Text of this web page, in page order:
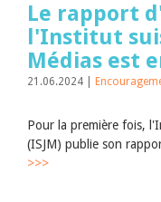
Tous les auteurs
Archives
Juillet 2026
Juin 2026
Décembre 2025
Novembre 2025
Septembre 2025
Le rapport
l'Institut
Médias est
21.06.2024 |
Pour la première fois,
(ISJM) publie son
>>>